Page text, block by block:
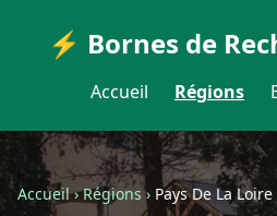
⚡ Bornes de
Accueil Régions
Accueil›Régions› Pays De La Loire